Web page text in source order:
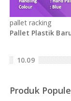
pallet racking
Pallet Plastik
10.09
Produk